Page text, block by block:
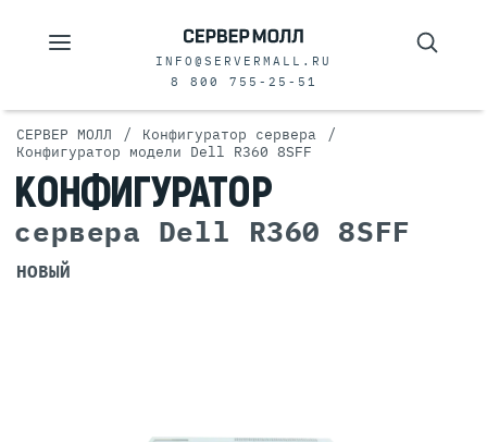
INFO@SERVERMALL.RU
8 800 755-25-51
СЕРВЕР МОЛЛ / Конфигуратор сервера /
Конфигуратор модели Dell R360 8SFF
КОНФИГУРАТОР
сервера Dell R360 8SFF
НОВЫЙ